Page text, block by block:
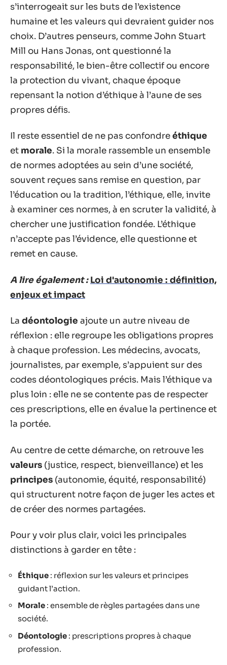
s’interrogeait sur les buts de l’existence
humaine et les valeurs qui devraient guider nos
choix. D’autres penseurs, comme John Stuart
Mill ou Hans Jonas, ont questionné la
responsabilité, le bien-être collectif ou encore
la protection du vivant, chaque époque
repensant la notion d’éthique à l’aune de ses
propres défis.
Il reste essentiel de ne pas confondreéthique
et morale. Si la morale rassemble un ensemble
de normes adoptées au sein d’une société,
souvent reçues sans remise en question, par
l’éducation ou la tradition, l’éthique, elle, invite
à examiner ces normes, à en scruter la validité, à
chercher une justification fondée. L’éthique
n’accepte pas l’évidence, elle questionne et
remet en cause.
A lire également : Loi d'autonomie : définition,
enjeux et impact
La déontologie ajoute un autre niveau de
réflexion : elle regroupe les obligations propres
à chaque profession. Les médecins, avocats,
journalistes, par exemple, s’appuient sur des
codes déontologiques précis. Mais l’éthique va
plus loin : elle ne se contente pas de respecter
ces prescriptions, elle en évalue la pertinence et
la portée.
Au centre de cette démarche, on retrouve les
valeurs (justice, respect, bienveillance) et les
principes (autonomie, équité, responsabilité)
qui structurent notre façon de juger les actes et
de créer des normes partagées.
Pour y voir plus clair, voici les principales
distinctions à garder en tête :
Éthique : réflexion sur les valeurs et principes
guidant l’action.
Morale : ensemble de règles partagées dans une
société.
Déontologie : prescriptions propres à chaque
profession.